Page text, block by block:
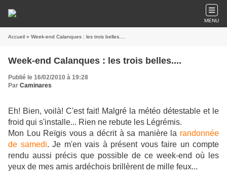
MENU
Accueil » Week-end Calanques : les trois belles....
Week-end Calanques : les trois belles....
Publié le 16/02/2010 à 19:28
Par Caminares
Eh! Bien, voilà! C'est fait! Malgré la météo détestable et le
froid qui s'installe... Rien ne rebute les Légrémis.
Mon Lou Reïgis vous a décrit à sa manière la randonnée
de samedi. Je m'en vais à présent vous faire un compte
rendu aussi précis que possible de ce week-end où les
yeux de mes amis ardéchois brillèrent de mille feux...